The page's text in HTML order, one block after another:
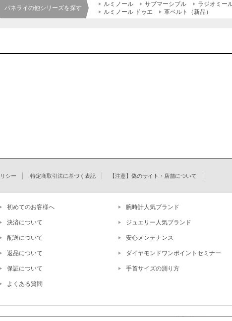
パネライの他シリーズを探す
ルミノール サブマーシブル ラジオミー
ルミノール ドゥエ
革ベルト（新品）
シー 特定商取引法に基づく表記 【注意】偽のサイト・店舗について
初めてのお客様へ
決済について
配送について
返品について
保証について
よくある質問
腕時計人気ブランド
ジュエリー人気ブランド
安心メンテナンス
ダイヤモンドワンポイントセミナー
手首サイズの測り方